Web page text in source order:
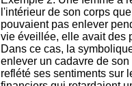
l'intérieur de son corps
pouvaient pas enlever
vie éveillée, elle avait des
Dans ce cas, la
enlever un cadavre de
reflété ses sentiments sur